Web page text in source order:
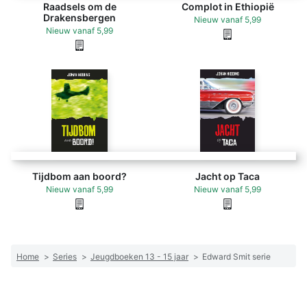
Raadsels om de
Drakensbergen
Nieuw vanaf 5,99
Complot in Ethiopië
Nieuw vanaf 5,99
Tijdbom aan boord?
Nieuw vanaf 5,99
Jacht op Taca
Nieuw vanaf 5,99
Home > Series > Jeugdboeken 13 - 15 jaar > Edward Smit serie